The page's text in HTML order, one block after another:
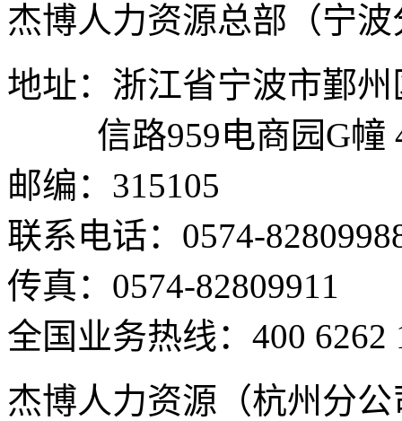
杰博人力资源总部（宁
地址：浙江省宁波市鄞
信路959电商园G幢
邮编：315105
联系电话：0574-
传真：0574-82809911
全国业务热线：400 6262
杰博人力资源（杭州分公